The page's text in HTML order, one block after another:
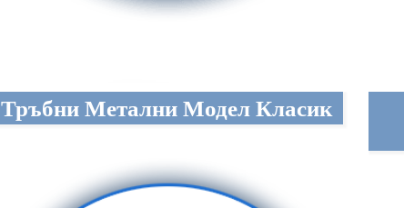
Тръбни Метални Модел Класик